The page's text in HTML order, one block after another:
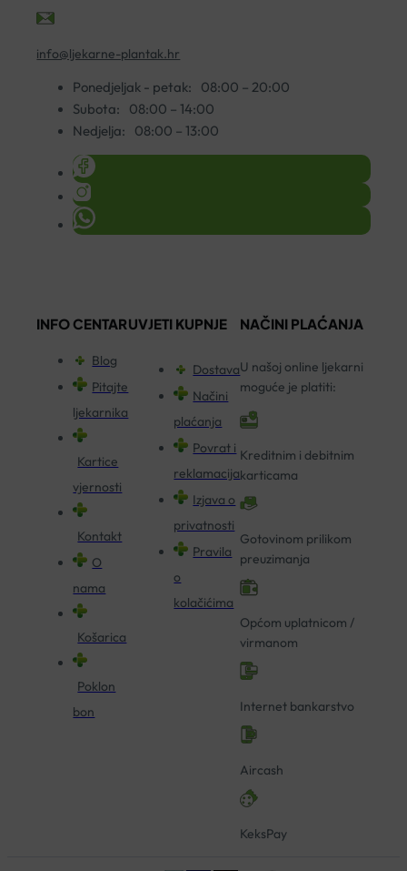
info@ljekarne-plantak.hr
Ponedjeljak - petak:
08:00 – 20:00
Subota:
08:00 – 14:00
Nedjelja:
08:00 – 13:00
INFO CENTAR
Blog
Pitajte
ljekarnika
Kartice
vjernosti
Kontakt
O
nama
Košarica
Poklon
bon
UVJETI KUPNJE
Dostava
Načini
plaćanja
Povrat i
reklamacija
Izjava o
privatnosti
Pravila
o
kolačićima
NAČINI PLAĆANJA
U našoj online ljekarni
moguće je platiti:
Kreditnim i debitnim
karticama
Gotovinom prilikom
preuzimanja
Općom uplatnicom /
virmanom
Internet bankarstvo
Aircash
KeksPay